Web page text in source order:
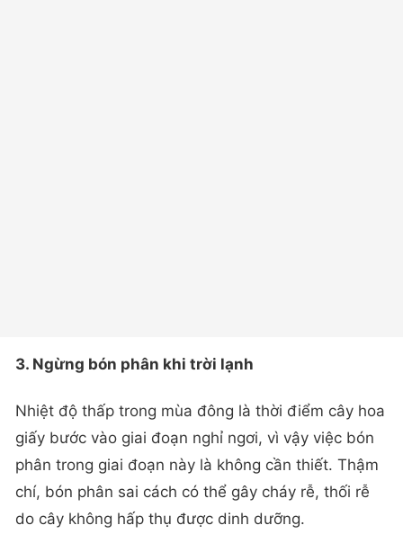
3. Ngừng bón phân khi trời lạnh
Nhiệt độ thấp trong mùa đông là thời điểm cây hoa
giấy bước vào giai đoạn nghỉ ngơi, vì vậy việc bón
phân trong giai đoạn này là không cần thiết. Thậm
chí, bón phân sai cách có thể gây cháy rễ, thối rễ
do cây không hấp thụ được dinh dưỡng.